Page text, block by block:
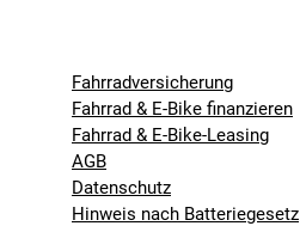
Fahrradversicherung
Fahrrad & E-Bike finanzieren
Fahrrad & E-Bike-Leasing
AGB
Datenschutz
Hinweis nach Batteriegesetz